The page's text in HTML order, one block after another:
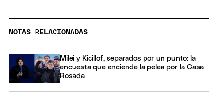
NOTAS RELACIONADAS
Milei y Kicillof, separados por un punto: la
encuesta que enciende la pelea por la Casa
Rosada